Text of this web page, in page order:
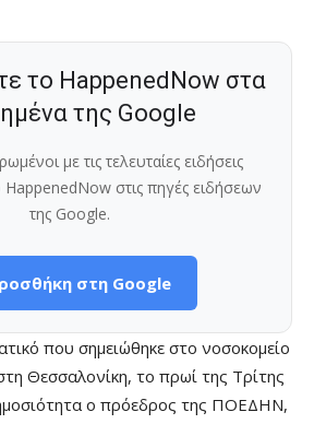
το HappenedNow στα
της Google
με τις τελευταίες ειδήσεις
στις πηγές ειδήσεων
της Google.
στη Google
που σημειώθηκε στο νοσοκομείο
Θεσσαλονίκη, το πρωί της Τρίτης
ο πρόεδρος της ΠΟΕΔΗΝ,